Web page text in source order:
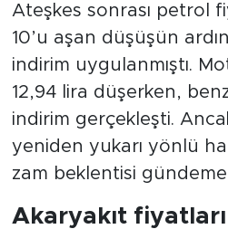
Ateşkes sonrası petrol
10’u aşan düşüşün
indirim uygulanmıştı.
12,94 lira düşerken,
indirim gerçekleşti.
yeniden yukarı yönlü
zam beklentisi
Akaryakıt fiyatları